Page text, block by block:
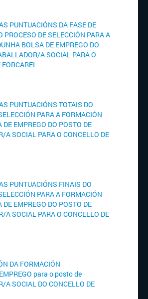
PUNTUACIÓNS DA FASE DE
PROCESO DE SELECCIÓN PARA A
BOLSA DE EMPREGO DO
A SOCIAL PARA O
PUNTUACIÓNS TOTAIS DO
PARA A FORMACIÓN
EMPREGO DO POSTO DE
A SOCIAL PARA O CONCELLO DE
PUNTUACIÓNS FINAIS DO
PARA A FORMACIÓN
EMPREGO DO POSTO DE
A SOCIAL PARA O CONCELLO DE
DA FORMACIÓN
EMPREGO para o postode
A SOCIAL DO CONCELLO DE